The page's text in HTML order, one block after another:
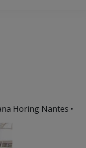
Horing Nantes •